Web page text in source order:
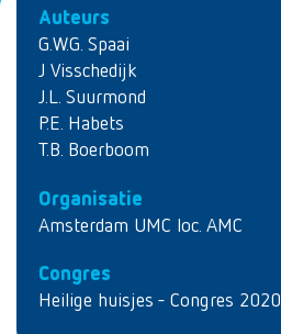
Auteurs
G.W.G. Spaai
J Visschedijk
J.L. Suurmond
P.E. Habets
T.B. Boerboom
Organisatie
Amsterdam UMC loc. AMC
Congres
Heilige huisjes - Congres 2020